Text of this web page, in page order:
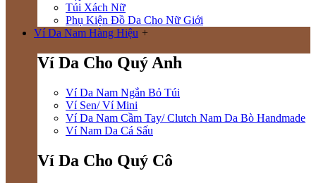
Túi Xách Nữ
Phụ Kiện Đồ Da Cho Nữ Giới
Ví Da Nam Hàng Hiệu +
Ví Da Cho Quý Anh
Ví Da Nam Ngắn Bỏ Túi
Ví Sen/ Ví Mini
Ví Da Nam Cầm Tay/ Clutch Nam Da Bò Handmade
Ví Nam Da Cá Sấu
Ví Da Cho Quý Cô